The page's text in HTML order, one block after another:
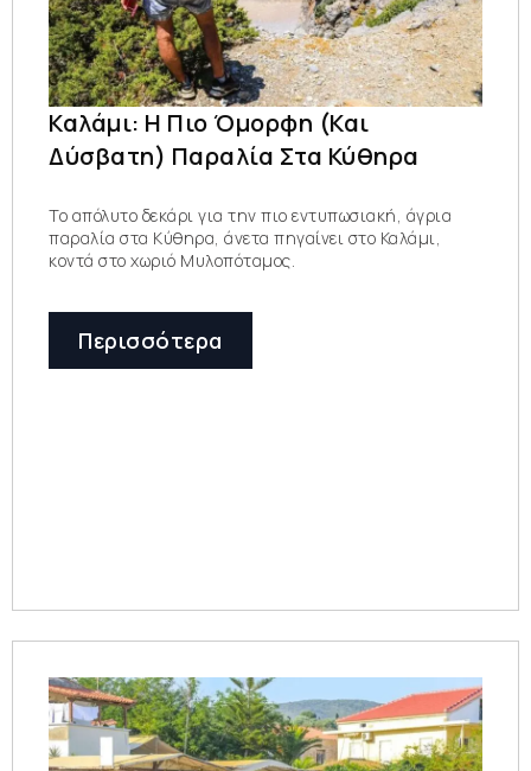
Καλάμι: Η Πιο Όμορφη (και
Δύσβατη) Παραλία Στα Κύθηρα
Το απόλυτο δεκάρι για την πιο εντυπωσιακή, άγρια
παραλία στα Κύθηρα, άνετα πηγαίνει στο Καλάμι,
κοντά στο χωριό Μυλοπόταμος.
Περισσότερα